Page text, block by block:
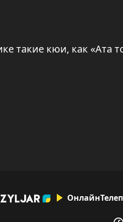
такие кюи, как «Ата
Онлайн